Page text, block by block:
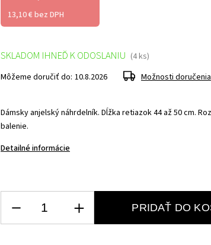
13,10 € bez DPH
Dámsky anjelský náhrdelník. Dĺžka retiazok 44 až 50 cm.
balenie.
Detailné informácie
SKLADOM IHNEĎ K ODOSLANIU (4 ks)
Môžeme doručiť do: 10.8.2026 Možnosti doručenia
PRIDAŤ DO